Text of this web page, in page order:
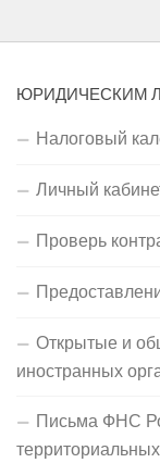
ЮРИДИЧЕСКИМ
Налоговый
Личный
Проверь
Открытые и
иностранных
Письма ФНС